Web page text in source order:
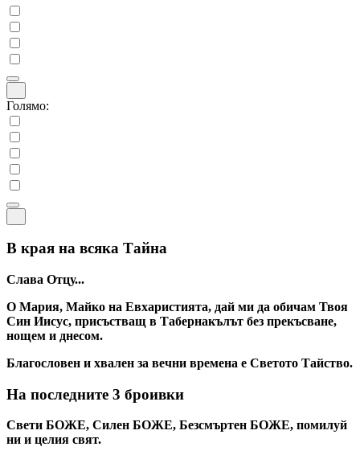
Голямо:
В края на всяка Тайна
Слава Отцу...
О Мария, Майко на Евхаристията, дай ми да обичам Твоя
Син Иисус, присъстващ в Табернакълът без прекъсване,
нощем и днесом.
Благословен и хвален за вечни времена е Светото Тайство.
На последните 3 броивки
Свети БОЖЕ, Силен БОЖЕ, Безсмъртен БОЖЕ, помилуй
ни и целия свят.